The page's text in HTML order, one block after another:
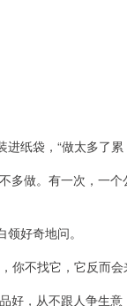
纸袋，“做太多了
多做。有一次，一
好奇地问。
你不找它，它反而会
好，从不跟人争生